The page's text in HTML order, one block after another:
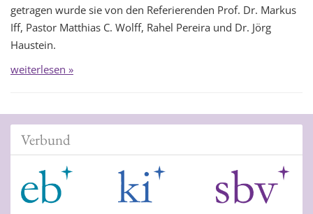
getragen wurde sie von den Referierenden Prof. Dr. Markus
Iff, Pastor Matthias C. Wolff, Rahel Pereira und Dr. Jörg
Haustein.
weiterlesen »
Verbund